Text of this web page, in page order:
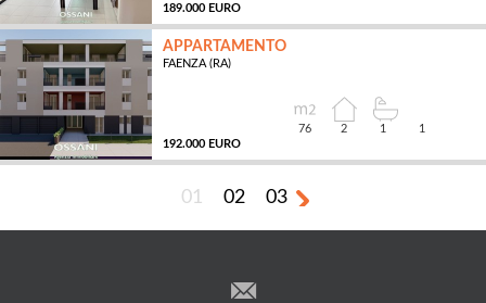
189.000 EURO
APPARTAMENTO
FAENZA (RA)
192.000 EURO
76
MQ
2 1 1
01 02 03